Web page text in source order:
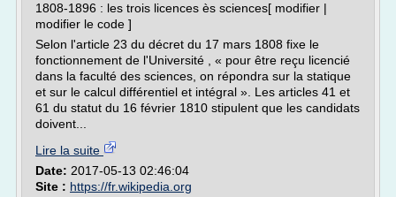
1808-1896 : les trois licences ès sciences[ modifier |
modifier le code ]
Selon l'article 23 du décret du 17 mars 1808 fixe le
fonctionnement de l'Université , « pour être reçu licencié
dans la faculté des sciences, on répondra sur la statique
et sur le calcul différentiel et intégral ». Les articles 41 et
61 du statut du 16 février 1810 stipulent que les candidats
doivent...
Lire la suite
Date: 2017-05-13 02:46:04
Site : https://fr.wikipedia.org